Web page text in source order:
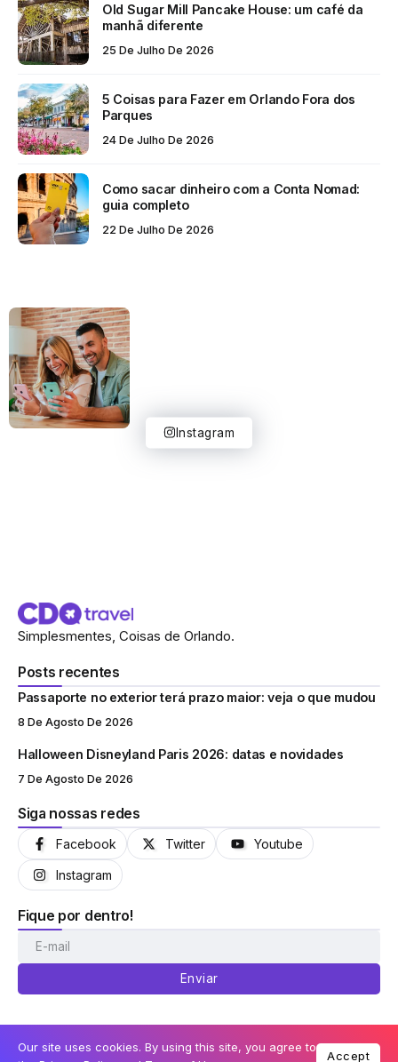
Old Sugar Mill Pancake House: um café da
manhã diferente
25 De Julho De 2026
5 Coisas para Fazer em Orlando Fora dos
Parques
24 De Julho De 2026
Como sacar dinheiro com a Conta Nomad:
guia completo
22 De Julho De 2026
Instagram
Simplesmentes, Coisas de Orlando.
Posts recentes
Passaporte no exterior terá prazo maior: veja o que mudou
8 De Agosto De 2026
Halloween Disneyland Paris 2026: datas e novidades
7 De Agosto De 2026
Siga nossas redes
Facebook Twitter Youtube
Instagram
Fique por dentro!
Enviar
© Coisas de Orlando 2013-2026
Our site uses cookies. By using this site, you agree to
Accept